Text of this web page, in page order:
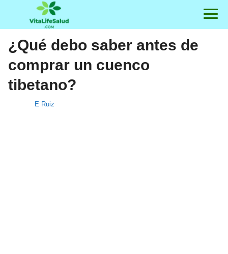
¿Qué debo saber antes de
comprar un cuenco
tibetano?
E Ruiz